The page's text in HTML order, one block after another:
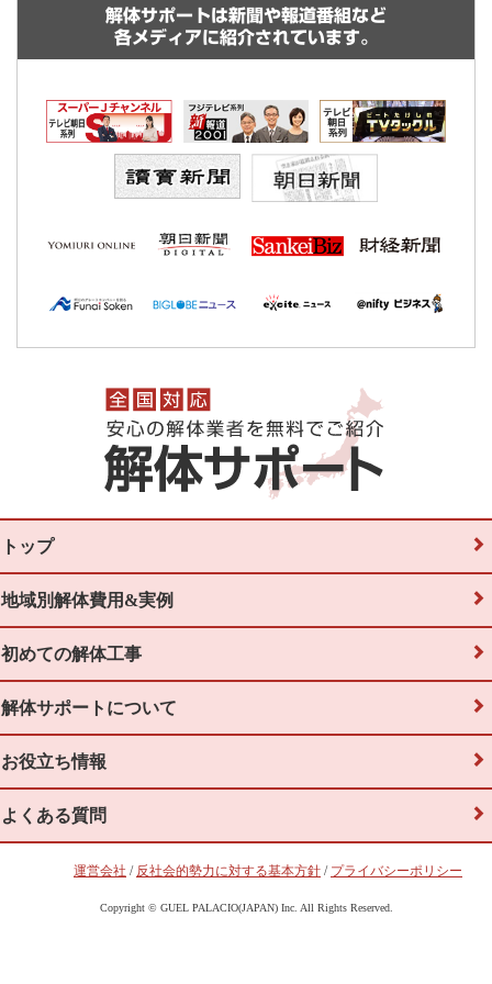
解体サポートは新聞や報道番組など
各メディアに紹介されています。
トップ
地域別解体費用&実例
初めての解体工事
解体サポートについて
お役立ち情報
よくある質問
運営会社 / 反社会的勢力に対する基本方針 / プライバシーポリシー
Copyright © GUEL PALACIO(JAPAN) Inc. All Rights Reserved.